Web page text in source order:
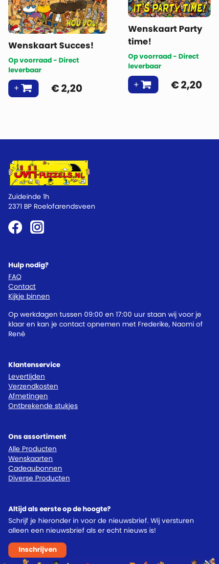
Wenskaart Succes!
Op voorraad - Direct
leverbaar
€2,20
Wenskaart Party
time!
Op voorraad - Direct
leverbaar
€2,20
Klantenservice
Levertijden
Verzendkosten
Afmetingen
Ontbrekende stukjes
Ons assortiment
Alle Producten
Wenskaarten
Cadeaubonnen
Diverse Producten
Hulp nodig?
FAQ
Contact
Kijkje binnen
Op werkdagen tussen 09:00 en 17:00 uur staan wij voor je
klaar en kan je contact opnemen met Frederike, Naomi of
René
Zuideinde 1h
2371 BP Roelofarendsveen
Altijd als eerste op de hoogte?
Schrijf je hieronder in voor de nieuwsbrief. Wij versturen
alleen een nieuwsbrief als er echt nieuws is!
Inschrijven